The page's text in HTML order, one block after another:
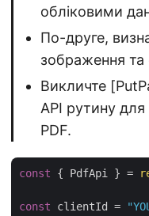
обліковими
По-друге,
зображення та
Викличте
API рутину для
PDF.
const { PdfApi } =
const clientId =